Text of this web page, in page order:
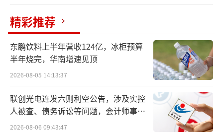
2022年9月，Adobe曾计划以的200亿美元
的天价收购Figma，震惊整个华尔街，该交易
价不仅是Adobe自1982年成立以来的最大收
购，也创造了设计行业彼时止最大一笔收购。
然而，Adobe的收购计划最终因所谓
的“监管挑战”而告吹。背后早期投资者们，
眼瞅着迅速膨胀的数百倍回报惨遭近半砍，其
精彩推荐
东鹏饮料上半年营收124亿，冰柜预算
半年烧完，华南增速见顶
2026-08-05 14:13:37
联创光电连发六则利空公告，涉及实控
人被查、债务诉讼等问题，会计师事务
所曾出具“保留意见”
2026-08-06 09:43:47